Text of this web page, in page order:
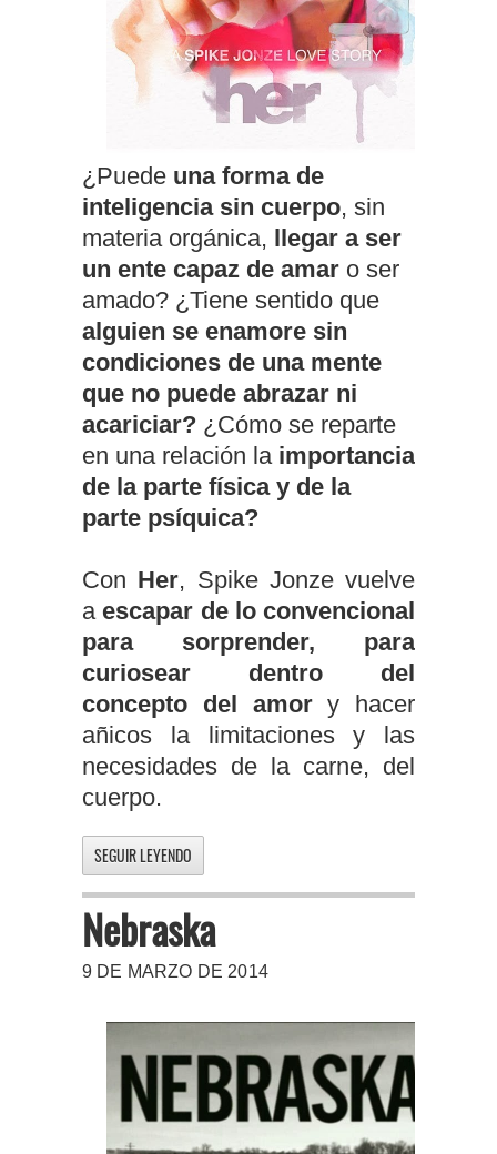
¿Puede una forma de
inteligencia sin cuerpo, sin
materia orgánica, llegar a ser
un ente capaz de amar o ser
amado? ¿Tiene sentido que
alguien se enamore sin
condiciones de una mente
que no puede abrazar ni
acariciar? ¿Cómo se reparte
en una relación la importancia
de la parte física y de la
parte psíquica?
Con Her, Spike Jonze vuelve
a escapar de lo convencional
para sorprender, para
curiosear dentro del
concepto del amory hacer
añicos la limitaciones y las
necesidades de la carne, del
cuerpo.
SEGUIR LEYENDO
Nebraska
9 DE MARZO DE 2014